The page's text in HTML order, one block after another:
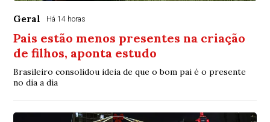
Geral Há 14 horas
Pais estão menos presentes na criação
de filhos, aponta estudo
Brasileiro consolidou ideia de que o bom pai é o presente
no dia a dia